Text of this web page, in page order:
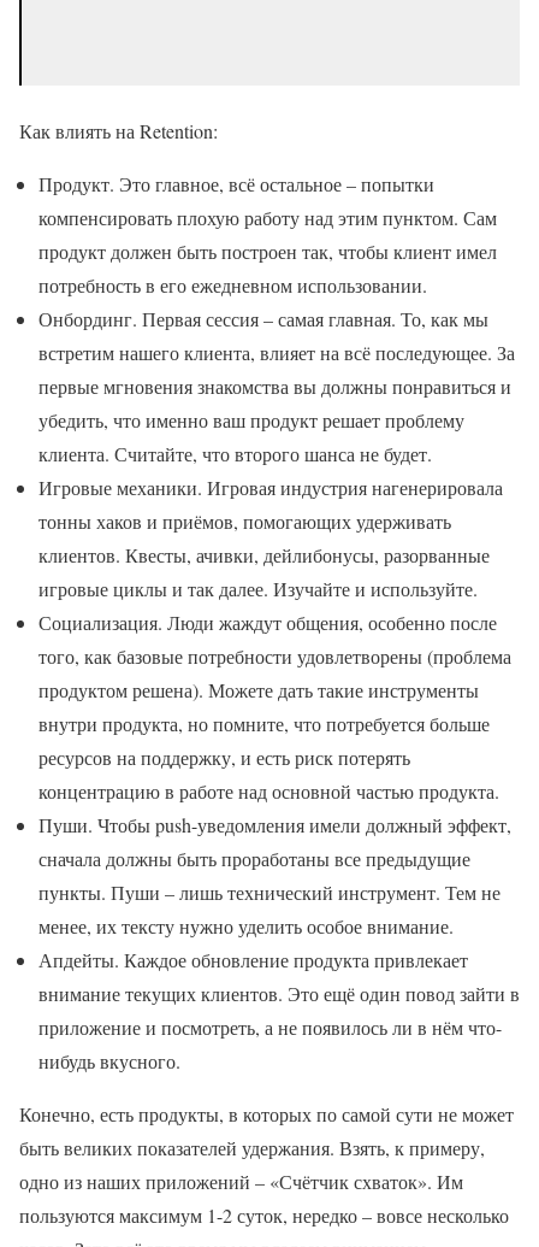
Как влиять на Retention:
Продукт. Это главное, всё остальное – попытки
компенсировать плохую работу над этим пунктом. Сам
продукт должен быть построен так, чтобы клиент имел
потребность в его ежедневном использовании.
Онбординг. Первая сессия – самая главная. То, как мы
встретим нашего клиента, влияет на всё последующее. За
первые мгновения знакомства вы должны понравиться и
убедить, что именно ваш продукт решает проблему
клиента. Считайте, что второго шанса не будет.
Игровые механики. Игровая индустрия нагенерировала
тонны хаков и приёмов, помогающих удерживать
клиентов. Квесты, ачивки, дейлибонусы, разорванные
игровые циклы и так далее. Изучайте и используйте.
Социализация. Люди жаждут общения, особенно после
того, как базовые потребности удовлетворены (проблема
продуктом решена). Можете дать такие инструменты
внутри продукта, но помните, что потребуется больше
ресурсов на поддержку, и есть риск потерять
концентрацию в работе над основной частью продукта.
Пуши. Чтобы push-уведомления имели должный эффект,
сначала должны быть проработаны все предыдущие
пункты. Пуши – лишь технический инструмент. Тем не
менее, их тексту нужно уделить особое внимание.
Апдейты. Каждое обновление продукта привлекает
внимание текущих клиентов. Это ещё один повод зайти в
приложение и посмотреть, а не появилось ли в нём что-
нибудь вкусного.
Конечно, есть продукты, в которых по самой сути не может
быть великих показателей удержания. Взять, к примеру,
одно из наших приложений – «Счётчик схваток». Им
пользуются максимум 1-2 суток, нередко – вовсе несколько